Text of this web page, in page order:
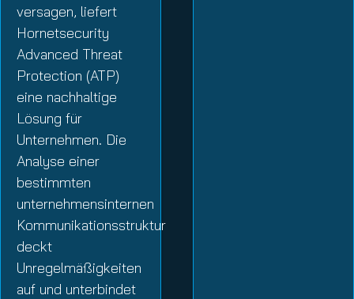
versagen, liefert
Hornetsecurity
Advanced Threat
Protection (ATP)
eine nachhaltige
Lösung für
Unternehmen. Die
Analyse einer
bestimmten
unternehmensinternen
Kommunikationsstruktur
deckt
Unregelmäßigkeiten
auf und unterbindet